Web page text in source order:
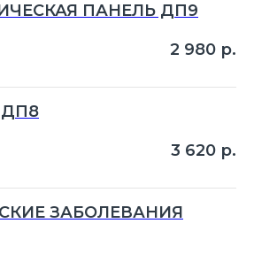
ПАНЕЛЬ ДП9
2 980 р.
3 620 р.
ЗАБОЛЕВАНИЯ